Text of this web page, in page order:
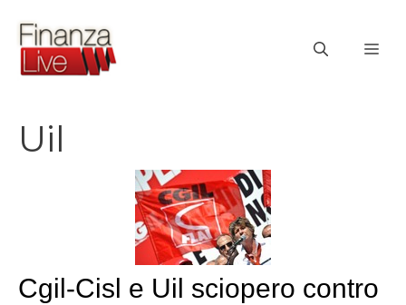
contenuto
Uil
Cgil-Cisl e Uil sciopero contro